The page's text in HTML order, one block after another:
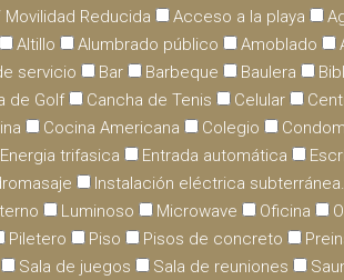
Reducida
Acceso a la playa
Altillo Alumbrado público Amoblado
servicio Bar Barbeque Baulera
de Golf Cancha de Tenis Celular
Cocina Americana Colegio
Energia trifasica Entrada automática
Instalación eléctrica subterránea.
Luminoso Microwave Oficina
Piletero Piso Pisos de concreto
Sala de juegos Sala de reuniones